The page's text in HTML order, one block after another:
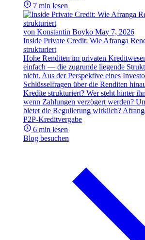
7 min lesen
von Konstantin Boyko May 7, 2026
Inside Private Credit: Wie Afranga
strukturiert
Hohe Renditen im privaten
einfach — die zugrunde liegende
nicht. Aus der Perspektive eines
Schlüsselfragen über die Renditen
Kredite strukturiert? Wer steht hinter
wenn Zahlungen verzögert werden?
bietet die Regulierung wirklich?
P2P-Kreditvergabe
6 min lesen
Blog besuchen